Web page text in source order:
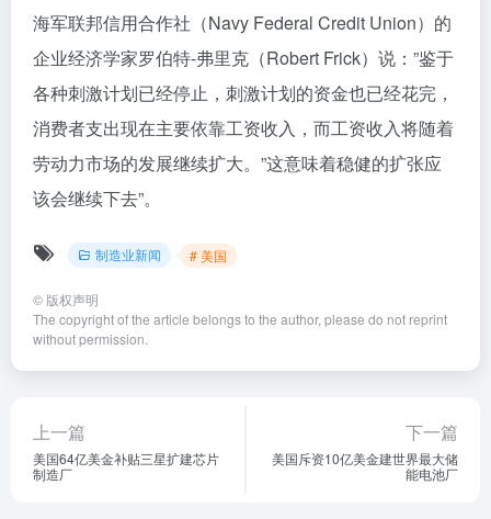
海军联邦信用合作社（Navy Federal Credit Union）的
企业经济学家罗伯特-弗里克（Robert Frick）说：”鉴于
各种刺激计划已经停止，刺激计划的资金也已经花完，
消费者支出现在主要依靠工资收入，而工资收入将随着
劳动力市场的发展继续扩大。”这意味着稳健的扩张应
该会继续下去”。
制造业新闻 # 美国
© 版权声明
The copyright of the article belongs to the author, please do not reprint
without permission.
上一篇
美国64亿美金补贴三星扩建芯片
制造厂
下一篇
美国斥资10亿美金建世界最大储
能电池厂